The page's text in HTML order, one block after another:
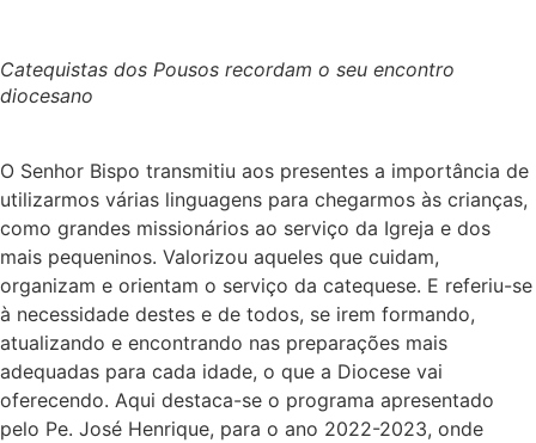
Catequistas dos Pousos recordam o seu encontro
diocesano
O Senhor Bispo transmitiu aos presentes a importância de
utilizarmos várias linguagens para chegarmos às crianças,
como grandes missionários ao serviço da Igreja e dos
mais pequeninos. Valorizou aqueles que cuidam,
organizam e orientam o serviço da catequese. E referiu-se
à necessidade destes e de todos, se irem formando,
atualizando e encontrando nas preparações mais
adequadas para cada idade, o que a Diocese vai
oferecendo. Aqui destaca-se o programa apresentado
pelo Pe. José Henrique, para o ano 2022-2023, onde